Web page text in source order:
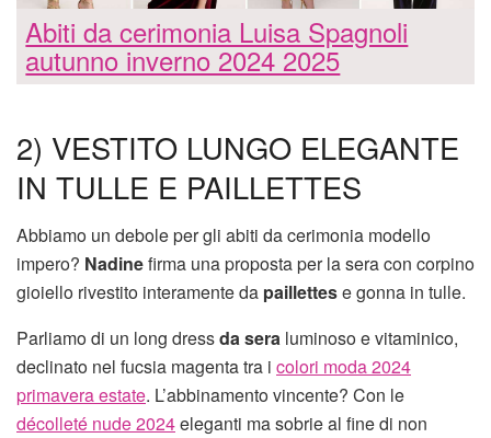
Abiti da cerimonia Luisa Spagnoli
autunno inverno 2024 2025
2) VESTITO LUNGO ELEGANTE
IN TULLE E PAILLETTES
Abbiamo un debole per gli abiti da cerimonia modello
impero? Nadinefirma una proposta per la sera con corpino
gioiello rivestito interamente da paillettese gonna in tulle.
Parliamo di un long dressda sera luminoso e vitaminico,
declinato nel fucsia magenta tra i colori moda 2024
primavera estate. L’abbinamento vincente? Con le
décolleté nude 2024eleganti ma sobrie al fine di non